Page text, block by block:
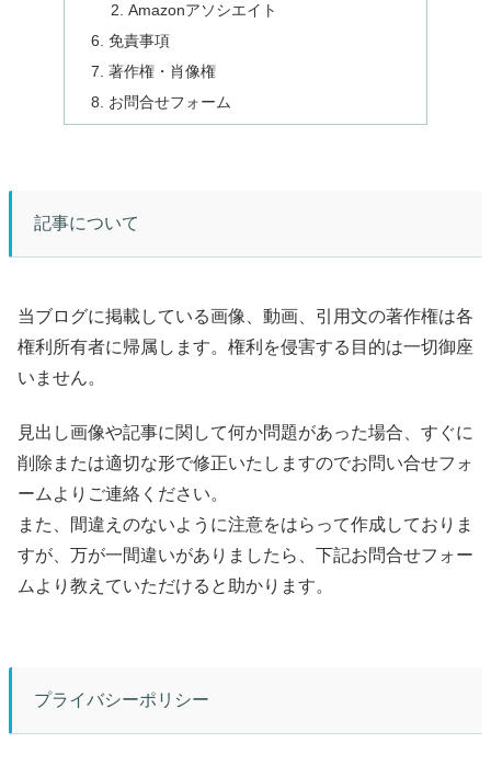
Amazonアソシエイト
免責事項
著作権・肖像権
お問合せフォーム
記事について
当ブログに掲載している画像、動画、引用文の著作権は各
権利所有者に帰属します。権利を侵害する目的は一切御座
いません。
見出し画像や記事に関して何か問題があった場合、すぐに
削除または適切な形で修正いたしますのでお問い合せフォ
ームよりご連絡ください。
また、間違えのないように注意をはらって作成しておりま
すが、万が一間違いがありましたら、下記お問合せフォー
ムより教えていただけると助かります。
プライバシーポリシー